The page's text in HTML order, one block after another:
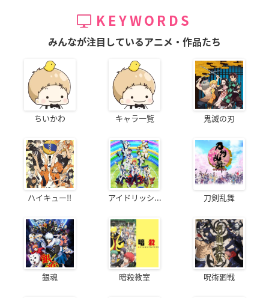
KEYWORDS
みんなが注目しているアニメ・作品たち
ちいかわ キャラ一覧 鬼滅の刃
ハイキュー!! アイドリッシ... 刀剣乱舞
銀魂 暗殺教室 呪術廻戦